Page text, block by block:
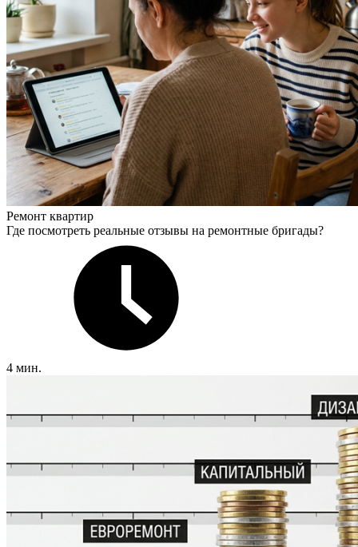
Ремонт квартир
Где посмотреть реальные отзывы на ремонтные бригады?
4 мин.